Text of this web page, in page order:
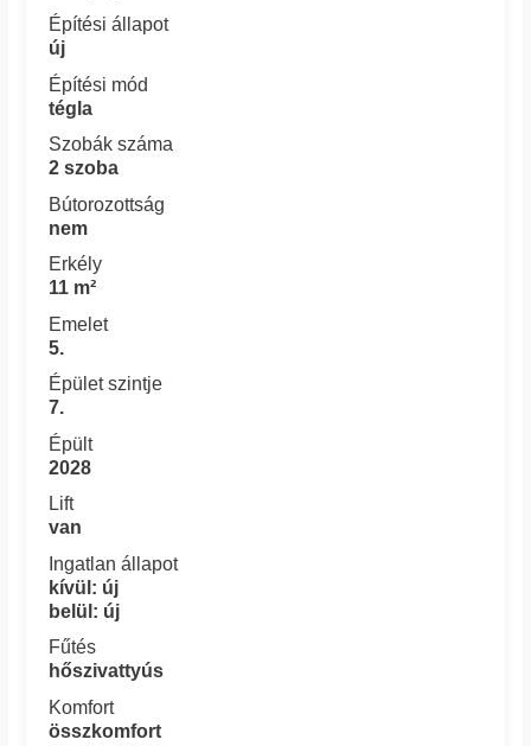
Építési állapot
új
Építési mód
tégla
Szobák száma
2 szoba
Bútorozottság
nem
Erkély
11 m²
Emelet
5.
Épület szintje
7.
Épült
2028
Lift
van
Ingatlan állapot
kívül: új
belül: új
Fűtés
hőszivattyús
Komfort
összkomfort